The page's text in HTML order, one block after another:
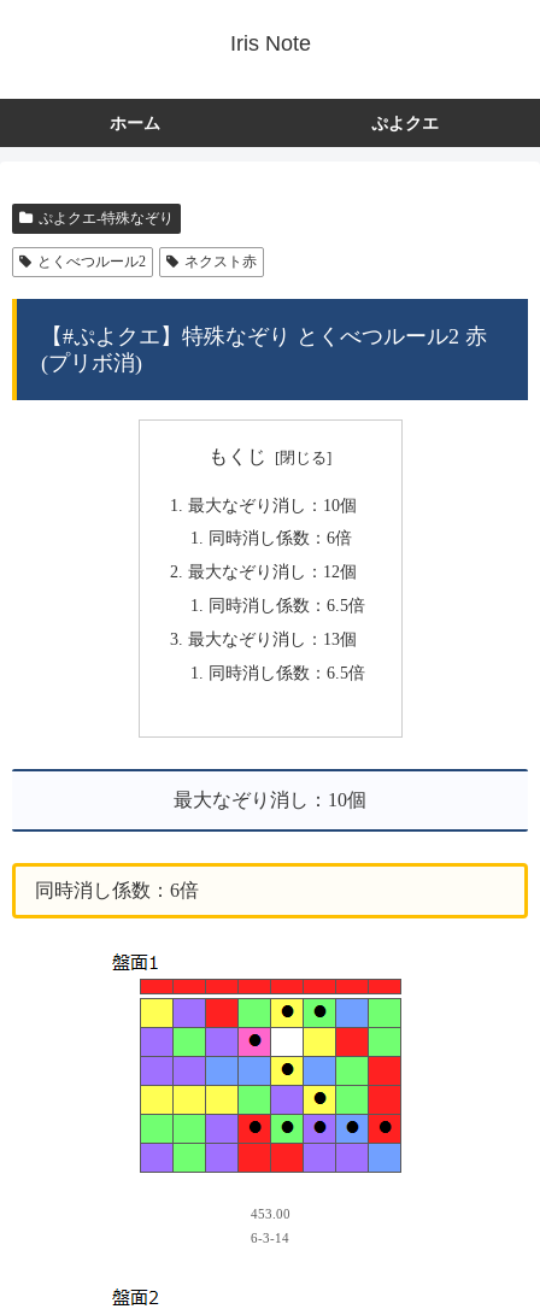
Iris Note
ホーム ぷよクエ
ぷよクエ-特殊なぞり
とくべつルール2 ネクスト赤
【#ぷよクエ】特殊なぞり とくべつルール2 赤
(プリボ消)
もくじ
最大なぞり消し：10個
同時消し係数：6倍
最大なぞり消し：12個
同時消し係数：6.5倍
最大なぞり消し：13個
同時消し係数：6.5倍
最大なぞり消し：10個
同時消し係数：6倍
453.00
6-3-14